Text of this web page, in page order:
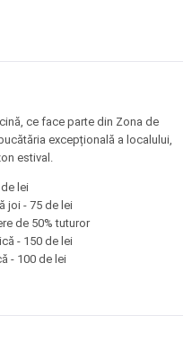
ce face parte din Zona de
excepțională a localului,
estival.
lei
joi - 75 de lei
de 50% tuturor
- 150 de lei
- 100 de lei